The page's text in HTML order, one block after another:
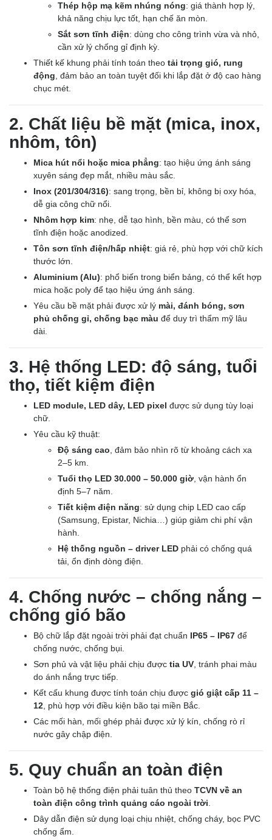
Thép hộp mạ kẽm nhúng nóng: giá thành hợp lý,
khả năng chịu lực tốt, hạn chế ăn mòn.
Sắt sơn tĩnh điện: dùng cho công trình vừa và nhỏ,
cần xử lý chống gỉ định kỳ.
Thiết kế khung phải tính toán theo tải trọng gió, rung
động , đảm bảo an toàn tuyệt đối khi lắp đặt ở độ cao hàng
chục mét.
2. Chất liệu bề mặt (mica, inox,
nhôm, tôn)
Mica hút nổi hoặc mica phẳng: tạo hiệu ứng ánh sáng
xuyên sáng đẹp mắt, nhiều màu sắc.
Inox (201/304/316): sang trọng, bền bỉ, không bị oxy hóa,
dễ gia công chữ nổi.
Nhôm hợp kim: nhẹ, dễ tạo hình, bền màu, có thể sơn
tĩnh điện hoặc anodized.
Tôn sơn tĩnh điện/hấp nhiệt: giá rẻ, phù hợp với chữ kích
thước lớn.
Aluminium (Alu): phổ biến trong biển bảng, có thể kết hợp
mica hoặc poly để tạo hiệu ứng ánh sáng.
Yêu cầu bề mặt phải được xử lý mài, đánh bóng, sơn
phủ chống gỉ, chống bạc màu để duy trì thẩm mỹ lâu
dài.
3. Hệ thống LED: độ sáng, tuổi
thọ, tiết kiệm điện
LED module, LED dây, LED pixel được sử dụng tùy loại
chữ.
Yêu cầu kỹ thuật:
Độ sáng cao , đảm bảo nhìn rõ từ khoảng cách xa
2–5 km.
Tuổi thọ LED 30.000 – 50.000 giờ , vận hành ổn
định 5–7 năm.
Tiết kiệm điện năng: sử dụng chip LED cao cấp
(Samsung, Epistar, Nichia…) giúp giảm chi phí vận
hành.
Hệ thống nguồn – driver LED phải có chống quá
tải, ổn định dòng điện.
4. Chống nước – chống nắng –
chống gió bão
Bộ chữ lắp đặt ngoài trời phải đạt chuẩn IP65 – IP67 để
chống nước, chống bụi.
Sơn phủ và vật liệu phải chịu được tia UV , tránh phai màu
do ánh nắng trực tiếp.
Kết cấu khung được tính toán chịu được gió giật cấp 11 –
12 , phù hợp với điều kiện bão tại miền Bắc.
Các mối hàn, mối ghép phải được xử lý kín, chống rò rỉ
nước gây chập điện.
5. Quy chuẩn an toàn điện
Toàn bộ hệ thống điện phải tuân thủ theo TCVN về an
toàn điện công trình quảng cáo ngoài trời
Dây dẫn điện sử dụng loại chịu nhiệt, chống cháy, bọc PVC
chống ẩm.